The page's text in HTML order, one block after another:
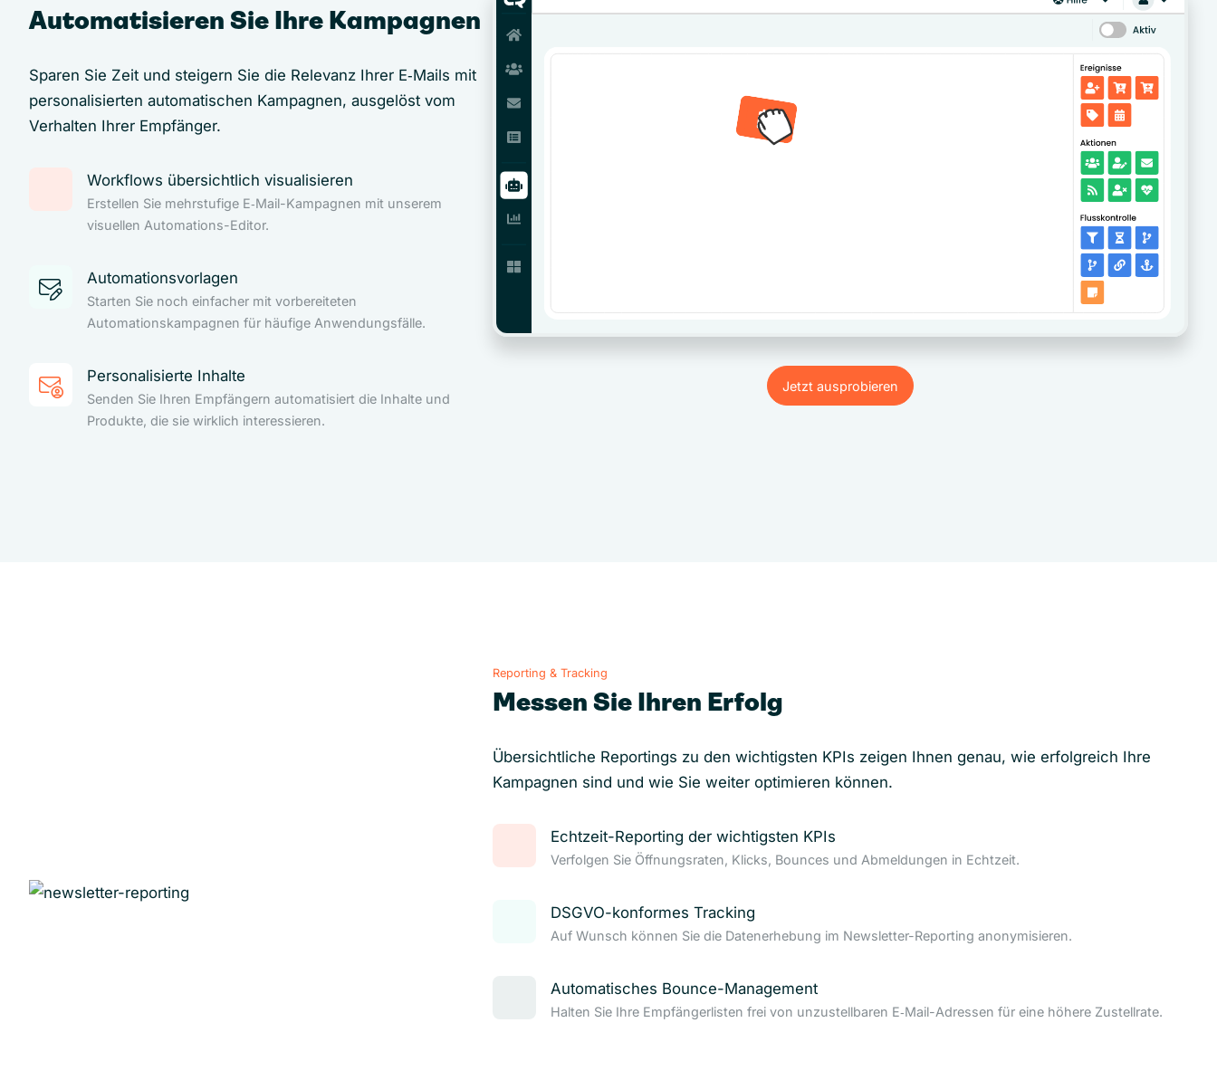
Automatisieren Sie Ihre Kampagnen
Sparen Sie Zeit und steigern Sie die Relevanz Ihrer E‑Mails mit
personalisierten automatischen Kampagnen, ausgelöst vom
Verhalten Ihrer Empfänger.
Workflows übersichtlich visualisieren
Erstellen Sie mehrstufige E‑Mail-Kampagnen mit unserem
visuellen Automations-Editor.
Automationsvorlagen
Starten Sie noch einfacher mit vorbereiteten
Automationskampagnen für häufige Anwendungsfälle.
Personalisierte Inhalte
Senden Sie Ihren Empfängern automatisiert die Inhalte und
Produkte, die sie wirklich interessieren.
Jetzt ausprobieren
Jetzt ausprobieren
Reporting & Tracking
Messen Sie Ihren Erfolg
Übersichtliche Reportings zu den wichtigsten KPIs zeigen Ihnen genau, wie erfolgreich Ihre
Kampagnen sind und wie Sie weiter optimieren können.
Echtzeit-Reporting der wichtigsten KPIs
Verfolgen Sie Öffnungsraten, Klicks, Bounces und Abmeldungen in Echtzeit.
DSGVO-konformes Tracking
Auf Wunsch können Sie die Datenerhebung im Newsletter-Reporting anonymisieren.
Automatisches Bounce-Management
Halten Sie Ihre Empfängerlisten frei von unzustellbaren E‑Mail-Adressen für eine höhere Zustellrate.